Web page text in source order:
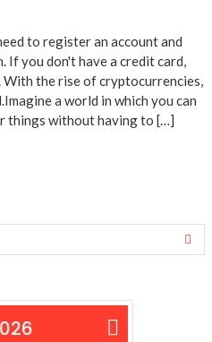
to register an account and
you don't have a credit card,
the rise of cryptocurrencies,
a world in which you can
things without having to […]